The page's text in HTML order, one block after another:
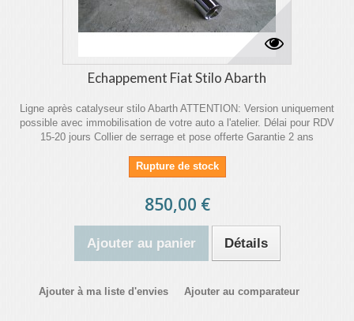
Echappement Fiat Stilo Abarth
Ligne après catalyseur stilo Abarth ATTENTION: Version uniquement
possible avec immobilisation de votre auto a l'atelier. Délai pour RDV
15-20 jours Collier de serrage et pose offerte Garantie 2 ans
Rupture de stock
850,00 €
Ajouter au panier Détails
Ajouter à ma liste d'envies Ajouter au comparateur